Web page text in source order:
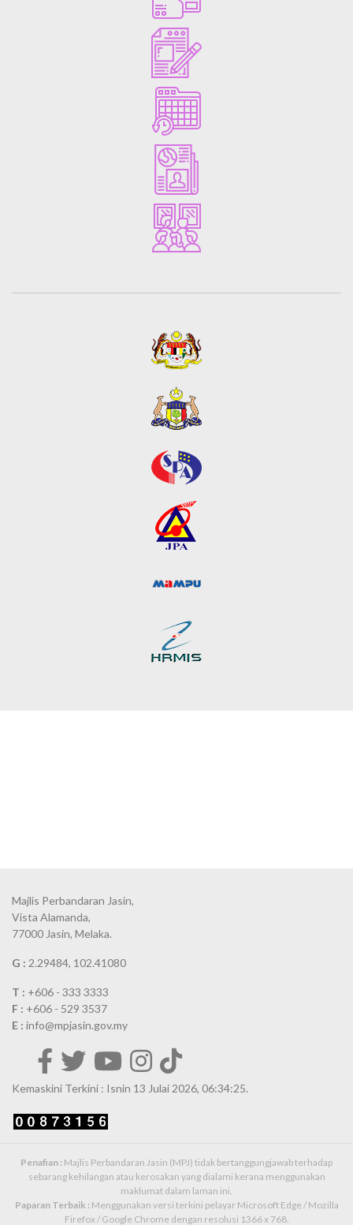
Majlis Perbandaran Jasin,
Vista Alamanda,
77000 Jasin, Melaka.
G : 2.29484, 102.41080
T : +606 - 333 3333
F : +606 - 529 3537
E : info@mpjasin.gov.my
Kemaskini Terkini : Isnin 13 Julai 2026, 06:34:25.
Penafian : Majlis Perbandaran Jasin (MPJ) tidak bertanggungjawab terhadap
sebarang kehilangan atau kerosakan yang dialami kerana menggunakan
maklumat dalam laman ini.
Paparan Terbaik : Menggunakan versi terkini pelayar Microsoft Edge / Mozilla
Firefox / Google Chrome dengan resolusi 1366 x 768.